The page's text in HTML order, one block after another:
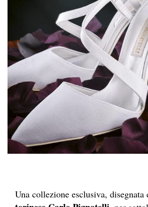
Una collezione esclusiva, disegnata